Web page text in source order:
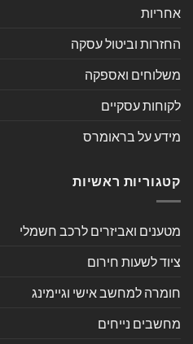
אחריות
החזרות וביטול עסקה
משלוחים ואספקה
לקוחות עסקיים
מידע על בראומרס
קטגוריות ראשיות
מטענים ואביזרים לרכב חשמלי
ציוד לשעות חירום
חומרה למחשב אישי וגיימינג
מחשבים נייחים